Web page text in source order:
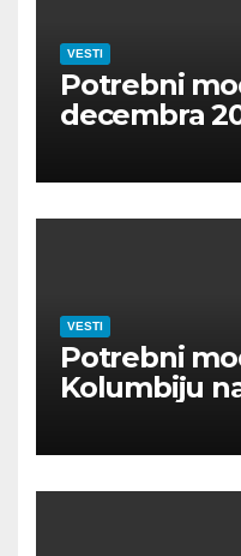
VESTI
Potrebni
decembra
VESTI
Potrebni
Kolumbiju